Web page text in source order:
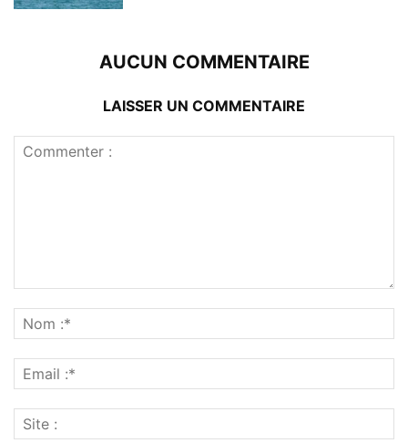
AUCUN COMMENTAIRE
LAISSER UN COMMENTAIRE